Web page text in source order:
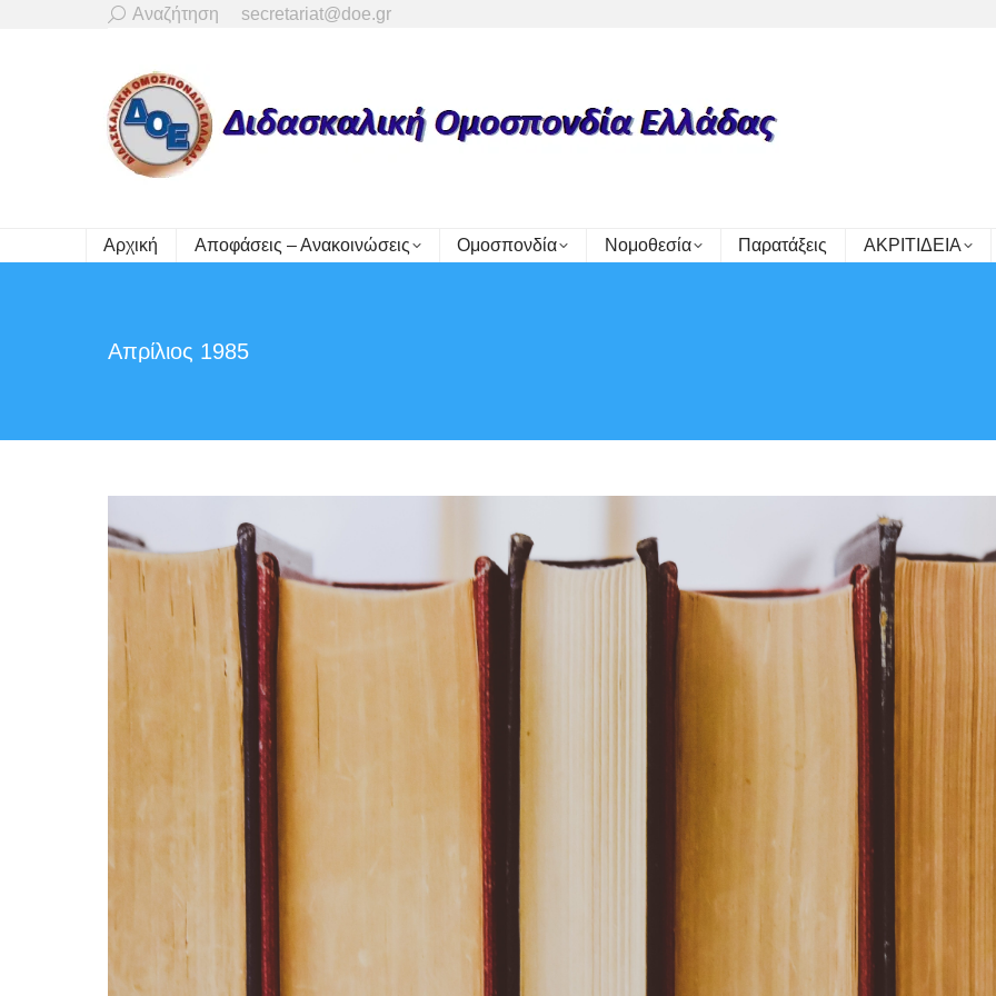
Search:
Αναζήτηση secretariat@doe.gr
Αρχική Αποφάσεις – Ανακοινώσεις Ομοσπονδία Νομοθεσία Παρατάξεις ΑΚΡΙΤΙΔΕΙΑ
Απρίλιος 1985